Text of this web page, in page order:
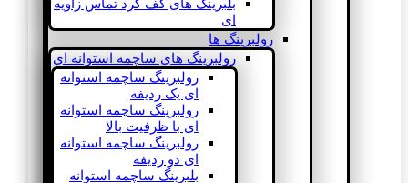
بلبرینگ های کف گرد تماس زاویه
ای
رولبرینگ ها
رولبرینگ های ساچمه استوانه ای
رولبرینگ ساچمه استوانه
ای یک ردیفه
رولبرینگ ساچمه استوانه
ای با ظرفیت بالا
رولبرینگ ساچمه استوانه
ای دو ردیفه
بلبرینگ ساچمه استوانه